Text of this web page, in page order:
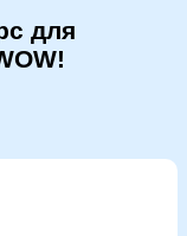
для